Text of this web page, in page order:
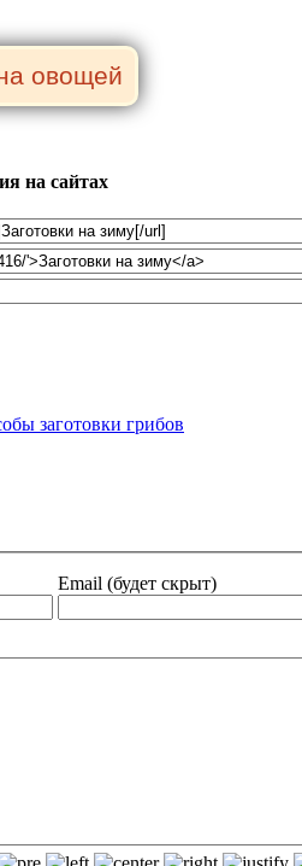
на сайтах
заготовки грибов
Email (будет скрыт)